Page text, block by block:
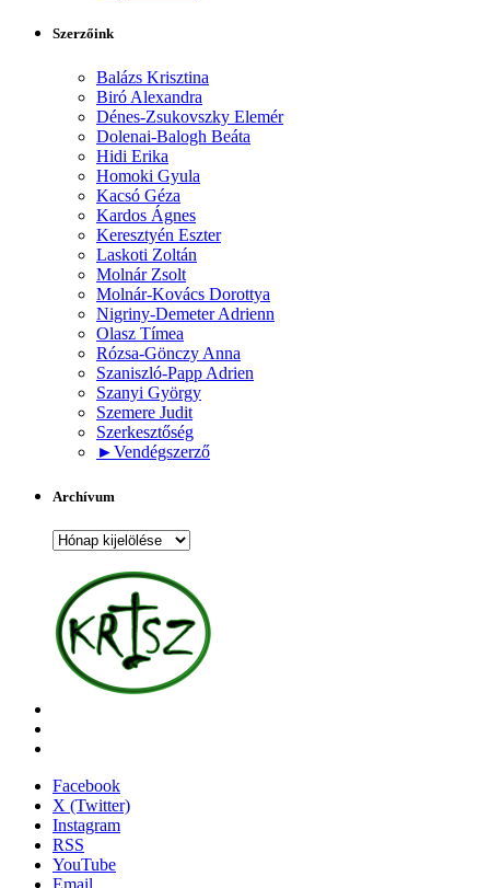
Szerzőink
Balázs Krisztina
Biró Alexandra
Dénes-Zsukovszky Elemér
Dolenai-Balogh Beáta
Hidi Erika
Homoki Gyula
Kacsó Géza
Kardos Ágnes
Keresztyén Eszter
Laskoti Zoltán
Molnár Zsolt
Molnár-Kovács Dorottya
Nigriny-Demeter Adrienn
Olasz Tímea
Rózsa-Gönczy Anna
Szaniszló-Papp Adrien
Szanyi György
Szemere Judit
Szerkesztőség
►Vendégszerző
Archívum
Archívum
Facebook
X (Twitter)
Instagram
RSS
YouTube
Email